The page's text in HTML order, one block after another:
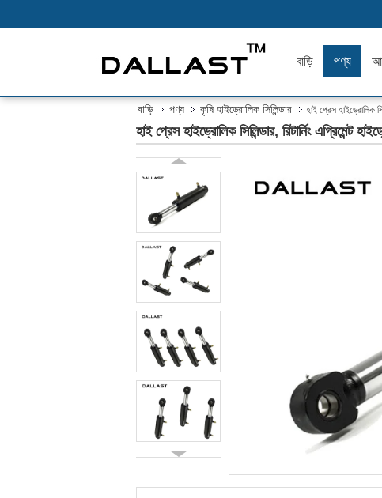
বাড়ি পণ্য
বাড়ি পণ্য কৃষি হাইড্রোলিক সিলিন্ডার হাই প্রেস হাইড্রোলিক
হাই প্রেস হাইড্রোলিক সিলিন্ডার, রিটার্নিং এগ্রিমেন্ট